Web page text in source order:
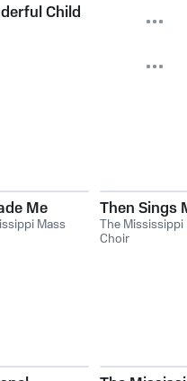
Child
Me
Mass
Then Sings
The Mississippi
Choir